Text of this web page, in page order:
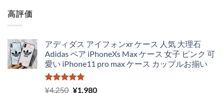
高評価
アディダス アイフォンxr ケース 人気 大理石
Adidas ペア iPhoneXs Max ケース 女子 ピンク 可
愛い iPhone11 pro max ケース カップルお揃い
5段階中
¥4,250 元
¥1,980現